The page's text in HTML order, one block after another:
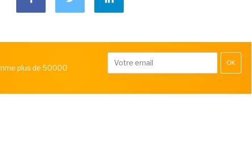
plus de 50000
OK